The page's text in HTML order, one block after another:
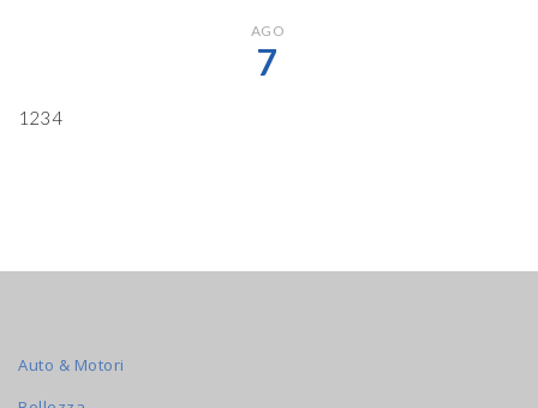
AGO
7
1234
Auto & Motori